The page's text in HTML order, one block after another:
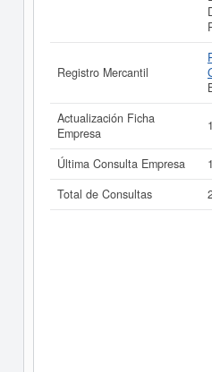
Registro Mercantil
Actualización Ficha
Empresa
Última Consulta Empresa
Total de Consultas